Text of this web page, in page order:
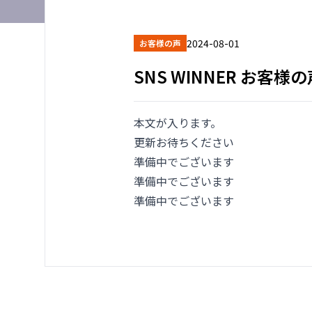
お客様の声 2024-08-01
SNS WINNER お客様
本文が入ります。
更新お待ちください
準備中でございます
準備中でございます
準備中でございます